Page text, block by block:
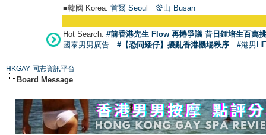
■韓國 Korea: 首爾 Seoul 釜山 Busan
Hot Search: #前香港先生 Flow 再捲爭議 昔日鍾培生百萬
國泰男男廣告
#【恐同矮仔】擾亂香港機場秩序 #港男
HKGAY 同志資訊平台
Board Message